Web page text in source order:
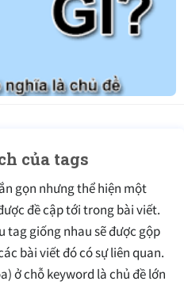
của tags
gọn nhưng thể hiện một
đề cập tới trong bài viết.
tag giống nhau sẽ được gộp
bài viết đó có sự liên quan.
ở chỗ keyword là chủ đề lớn